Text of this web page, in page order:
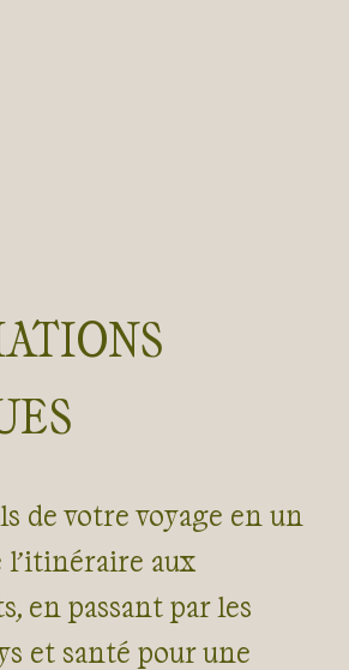
de votre voyage en un
aux
en passant par les
et santé pour une